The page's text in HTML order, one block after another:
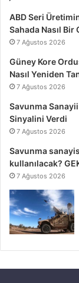
ABD Seri
Sahada Nasıl Bir
7 Ağustos 2026
Güney Kore
Nasıl Yeniden
7 Ağustos 2026
Savunma
Sinyalini Verdi
7 Ağustos 2026
Savunma
kullanılacak?
7 Ağustos 2026